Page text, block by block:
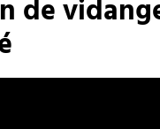
de